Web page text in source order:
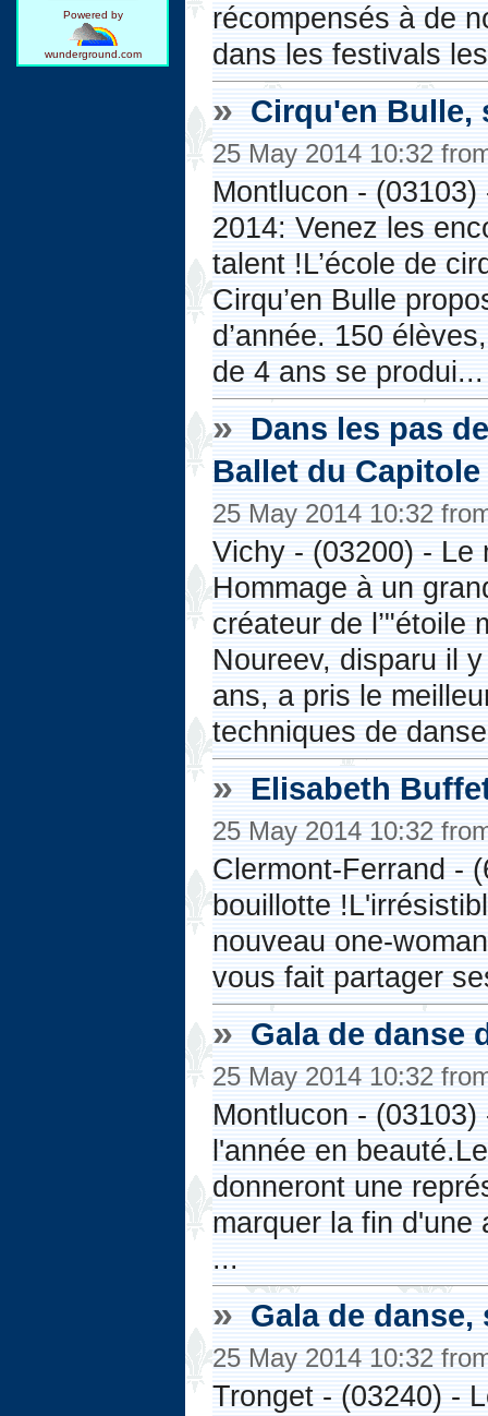
Powered by
wunderground.com
récompensés à de
dans les festivals
» Cirqu'en Bulle,
25 May 2014 10:32
Montlucon -
2014: Venez les
talent !L’école de
Cirqu’en Bulle
d’année. 150
de 4 ans se produi...
» Dans les pas
Ballet du
25 May 2014 10:32
Vichy - (03200) - Le
Hommage à un
créateur de l’"étoile
Noureev, disparu il
ans, a pris le
techniques de
» Elisabeth
25 May 2014 10:32
Clermont-Ferrand -
bouillotte
nouveau one-
vous fait partager
» Gala de danse
25 May 2014 10:32
Montlucon -
l'année en
donneront une
marquer la fin d'une
...
» Gala de
25 May 2014 10:32
Tronget - (03240) -